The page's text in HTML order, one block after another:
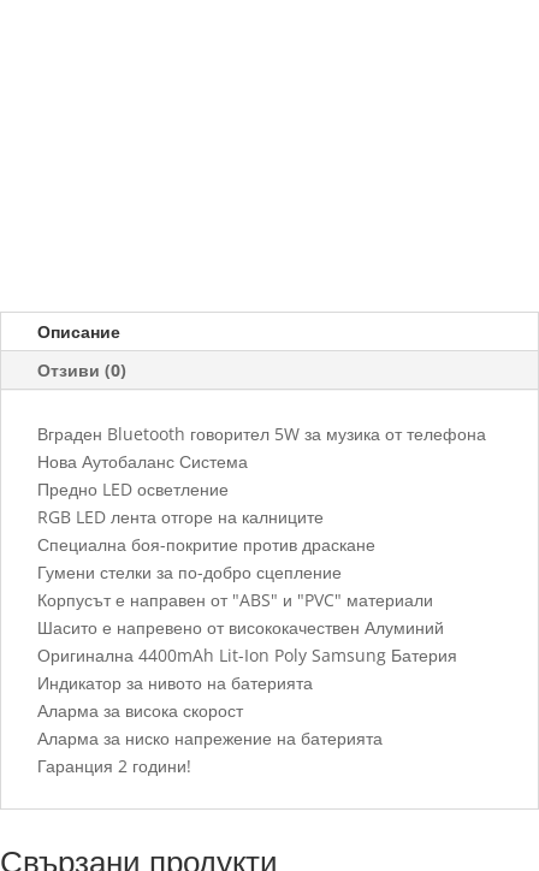
Описание
Отзиви (0)
Вграден Bluetooth говорител 5W за музика от телефона
Нова Аутобаланс Система
Предно LED осветление
RGB LED лента отгоре на калниците
Специална боя-покритие против драскане
Гумени стелки за по-добро сцепление
Корпусът е направен от "ABS" и "PVC" материали
Шасито е напревено от висококачествен Алуминий
Оригинална 4400mAh Lit-Ion Poly Samsung Батерия
Индикатор за нивото на батерията
Аларма за висока скорост
Аларма за ниско напрежение на батерията
Гаранция 2 години!
Свързани продукти